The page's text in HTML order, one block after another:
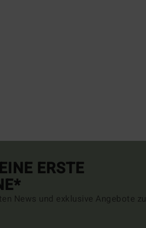
ERSTE
News und exklusive Angebote zu